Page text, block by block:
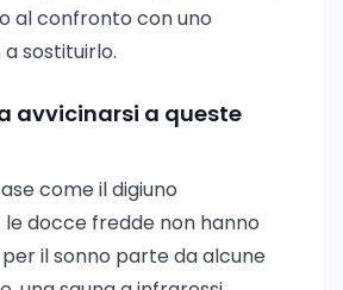
al confronto con uno
sostituirlo.
avvicinarsi a queste
come il digiuno
docce fredde non hanno
il sonno parte da alcune